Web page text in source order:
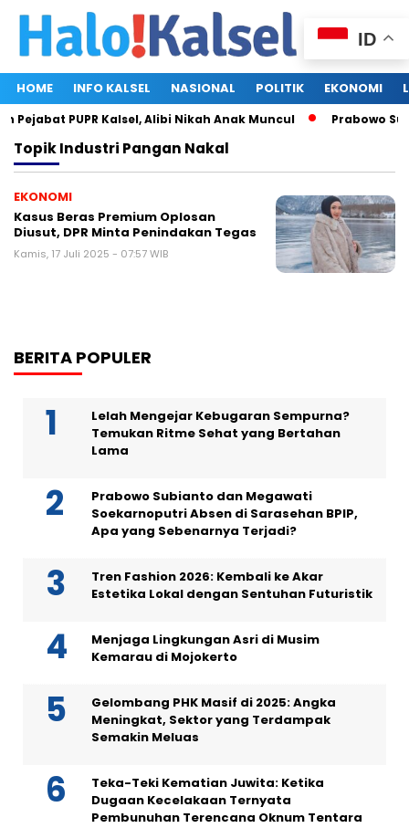
HOME INFO KALSEL NASIONAL POLITIK EKONOMI
PUPR Kalsel, Alibi Nikah Anak Muncul Prabowo
TopikIndustri Pangan Nakal
EKONOMI
Kasus Beras Premium Oplosan
Diusut, DPR Minta Penindakan Tegas
Kamis, 17 Juli 2025 - 07:57 WIB
BERITA POPULER
Lelah Mengejar Kebugaran Sempurna?
Temukan Ritme Sehat yang Bertahan
Lama
Prabowo Subianto dan Megawati
Soekarnoputri Absen di Sarasehan BPIP,
Apa yang Sebenarnya Terjadi?
Tren Fashion 2026: Kembali ke Akar
Estetika Lokal dengan Sentuhan Futuristik
Menjaga Lingkungan Asri di Musim
Kemarau di Mojokerto
Gelombang PHK Masif di 2025: Angka
Meningkat, Sektor yang Terdampak
Semakin Meluas
Teka-Teki Kematian Juwita: Ketika
Dugaan Kecelakaan Ternyata
Pembunuhan Terencana Oknum Tentara
ID